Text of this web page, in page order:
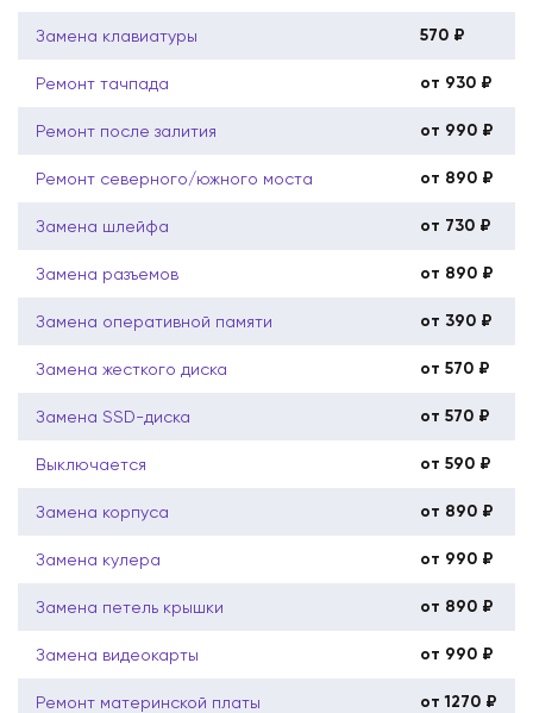
Замена клавиатуры 570 ₽
Ремонт тачпада от 930 ₽
Ремонт после залития от 990 ₽
Ремонт северного/южного моста от 890 ₽
Замена шлейфа от 730 ₽
Замена разъемов от 890 ₽
Замена оперативной памяти от 390 ₽
Замена жесткого диска от 570 ₽
Замена SSD-диска от 570 ₽
Выключается от 590 ₽
Замена корпуса от 890 ₽
Замена кулера от 990 ₽
Замена петель крышки от 890 ₽
Замена видеокарты от 990 ₽
Ремонт материнской платы от 1270 ₽